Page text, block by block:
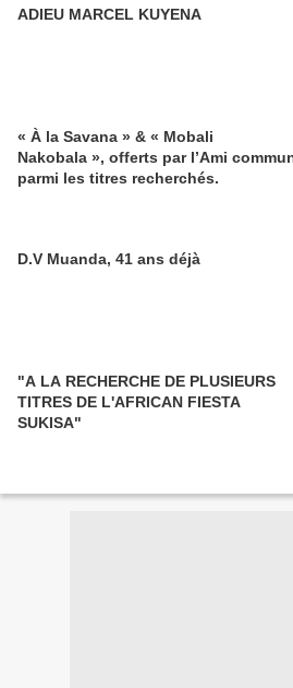
ADIEU MARCEL KUYENA
« À la Savana » & « Mobali
Nakobala », offerts par l’Ami
parmi les titres recherchés.
D.V Muanda, 41 ans déjà
"A LA RECHERCHE DE PLUSIEURS
TITRES DE L'AFRICAN FIESTA
SUKISA"